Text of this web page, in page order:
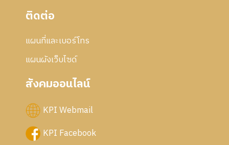
ติดต่อ
แผนที่และเบอร์โทร
แผนผังเว็บไซด์
สังคมออนไลน์
KPI Webmail
KPI Facebook